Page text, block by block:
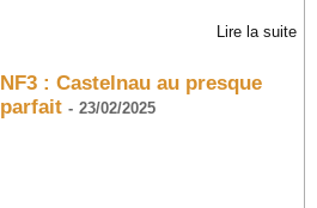
Lire la suite
NF3 : Castelnau au presque
parfait - 23/02/2025